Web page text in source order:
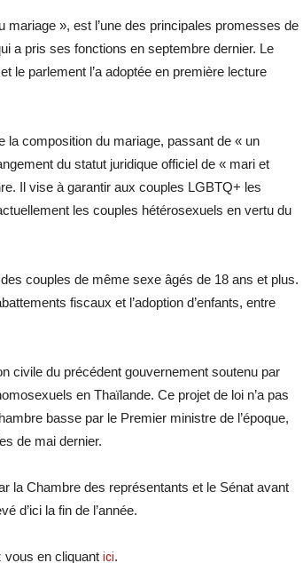
mariage », est l’une des principales promesses de
a pris ses fonctions en septembre dernier. Le
le parlement l’a adoptée en première lecture
la composition du mariage, passant de « un
du statut juridique officiel de « mari et
Il vise à garantir aux couples LGBTQ+ les
les couples hétérosexuels en vertu du
couples de même sexe âgés de 18 ans et plus.
fiscaux et l’adoption d’enfants, entre
civile du précédent gouvernement soutenu par
en Thaïlande. Ce projet de loi n’a pas
basse par le Premier ministre de l’époque,
de mai dernier.
la Chambre des représentants et le Sénat avant
d’ici la fin de l’année.
en cliquant ici.